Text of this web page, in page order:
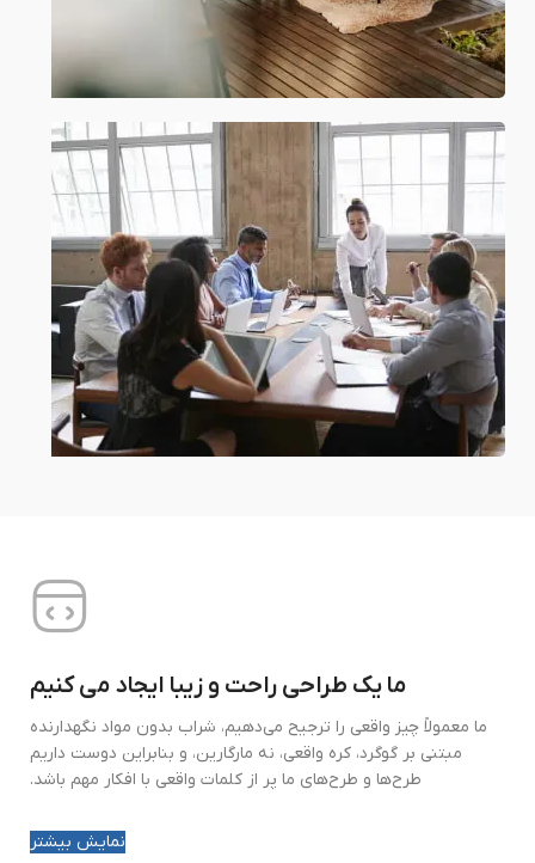
تاریخچه و حقایق شرکت ما
بسته به وضعیت
ما یک طراحی راحت و زیبا ایجاد می کنیم
ما معمولاً چیز واقعی را ترجیح می‌دهیم، شراب بدون مواد نگهدارنده
مبتنی بر گوگرد، کره واقعی، نه مارگارین، و بنابراین دوست داریم
طرح‌ها و طرح‌های ما پر از کلمات واقعی با افکار مهم باشد.
نمایش بیشتر